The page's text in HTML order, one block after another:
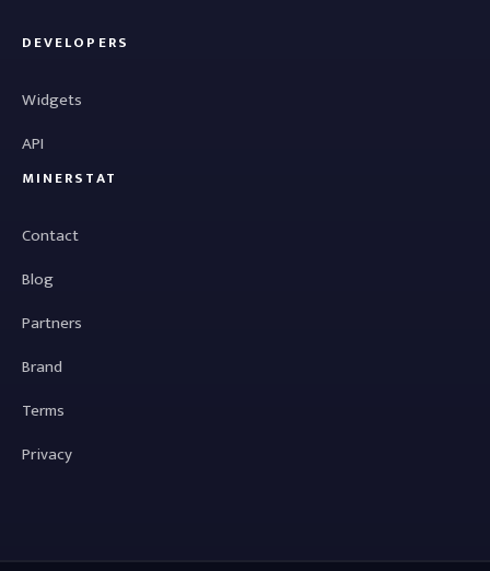
DEVELOPERS
Widgets
API
MINERSTAT
Contact
Blog
Partners
Brand
Terms
Privacy